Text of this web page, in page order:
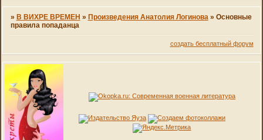
» В ВИХРЕ ВРЕМЕН » Произведения Анатолия Логинова » Основные
правила попаданца
создать бесплатный форум